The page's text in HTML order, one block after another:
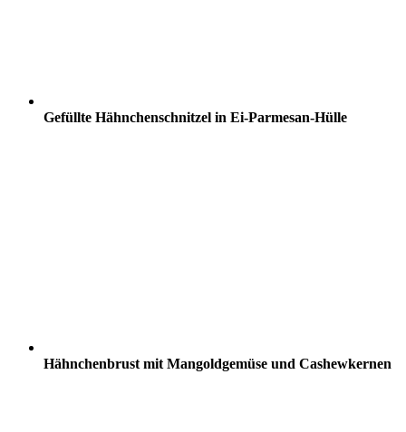
Gefüllte Hähnchenschnitzel in Ei-Parmesan-Hülle
Hähnchenbrust mit Mangoldgemüse und Cashewkernen